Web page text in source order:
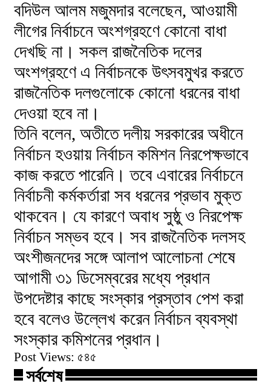
বদিউল আলম মজুমদার বলেছেন, আওয়ামী
লীগের নির্বাচনে অংশগ্রহণে কোনো বাধা
দেখছি না। সকল রাজনৈতিক দলের
অংশগ্রহণে এ নির্বাচনকে উৎসবমুখর করতে
রাজনৈতিক দলগুলোকে কোনো ধরনের বাধা
দেওয়া হবে না।
তিনি বলেন, অতীতে দলীয় সরকারের অধীনে
নির্বাচন হওয়ায় নির্বাচন কমিশন নিরপেক্ষভাবে
কাজ করতে পারেনি। তবে এবারের নির্বাচনে
নির্বাচনী কর্মকর্তারা সব ধরনের প্রভাব মুক্ত
থাকবেন। যে কারণে অবাধ সুষ্ঠু ও নিরপেক্ষ
নির্বাচন সম্ভব হবে। সব রাজনৈতিক দলসহ
অংশীজনদের সঙ্গে আলাপ আলোচনা শেষে
আগামী ৩১ ডিসেম্বরের মধ্যে প্রধান
উপদেষ্টার কাছে সংস্কার প্রস্তাব পেশ করা
হবে বলেও উল্লেখ করেন নির্বাচন ব্যবস্থা
সংস্কার কমিশনের প্রধান।
Post Views: ৫৪৫
সর্বশেষ